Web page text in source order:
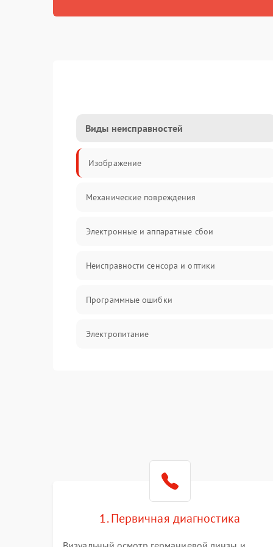
Виды неисправностей
Изображение
Механические повреждения
Электронные и аппаратные сбои
Неисправности сенсора и оптики
Программные ошибки
Электропитание
Температурные проблемы
Сбои коммуникаций и интерфейсов
1. Первичная диагностика